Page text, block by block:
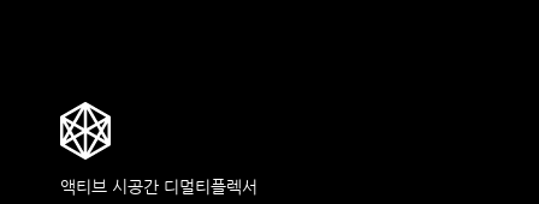
액티브 시공간 디멀티플렉서